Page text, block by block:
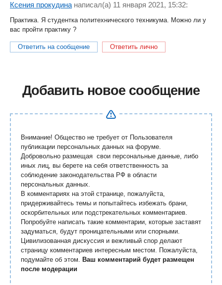
Ксения прокудина написал(a) 11 января 2021, 15:32:
Практика. Я студентка политехнического техникума. Можно ли у
вас пройти практику ?
Ответить на сообщение Ответить лично
Добавить новое сообщение
Внимание! Общество не требует от Пользователя
публикации персональных данных на форуме.
Добровольно размещая свои персональные данные, либо
иных лиц, вы берете на себя ответственность за
соблюдение законодательства РФ в области
персональных данных.
В комментариях на этой странице, пожалуйста,
придерживайтесь темы и попытайтесь избежать брани,
оскорбительных или подстрекательных комментариев.
Попробуйте написать такие комментарии, которые заставят
задуматься, будут проницательными или спорными.
Цивилизованная дискуссия и вежливый спор делают
страницу комментариев интересным местом. Пожалуйста,
подумайте об этом. Ваш комментарий будет размещен
после модерации